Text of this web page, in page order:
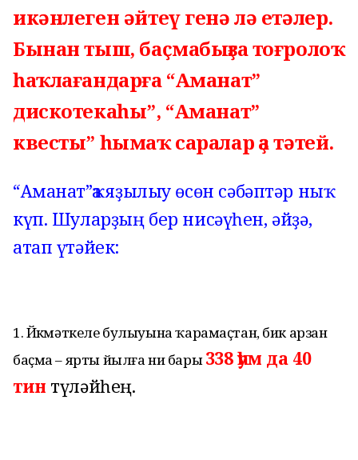
икәнлеген әйтеү генә лә етәлер.
Бынан тыш, баҫмабыҙға тоғролоҡ
һаҡлағандарға “Аманат”
дискотекаһы”, “Аманат”
квесты” һымаҡ саралар ҙа тәтей.
“Аманат”ҡа яҙылыу өсөн сәбәптәр ныҡ
күп. Шуларҙың бер нисәүһен, әйҙә,
атап үтәйек:
1. Йөкмәткеле булыуына ҡарамаҫтан, бик арзан
баҫма – ярты йылға ни бары338 һум да 40
тин түләйһең.